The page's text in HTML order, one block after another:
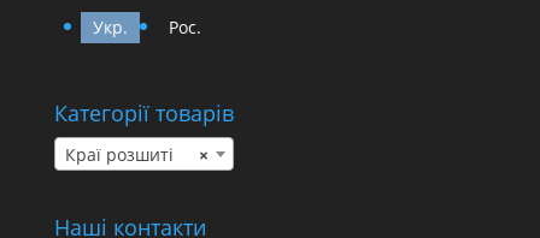
Укр. Рос.
Категорії товарів
×
Краї розшиті
Наші контакти